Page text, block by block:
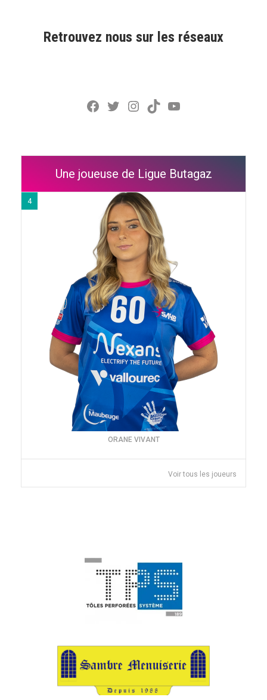
Retrouvez nous sur les réseaux
Facebook
Twitter
Instagram
TikTokYouTube
Une joueuse de Ligue Butagaz
4
ORANE VIVANT
Voir tous les joueurs